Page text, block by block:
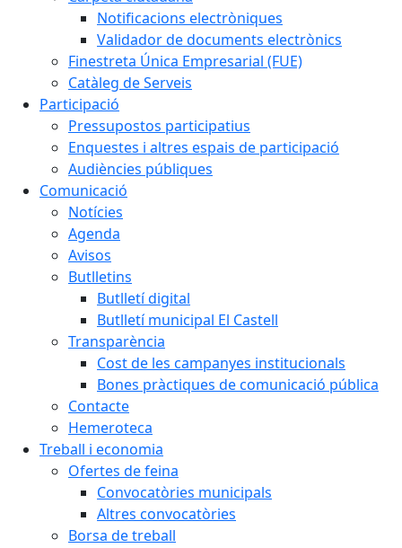
Notificacions electròniques
Validador de documents electrònics
Finestreta Única Empresarial (FUE)
Catàleg de Serveis
Participació
Pressupostos participatius
Enquestes i altres espais de participació
Audiències públiques
Comunicació
Notícies
Agenda
Avisos
Butlletins
Butlletí digital
Butlletí municipal El Castell
Transparència
Cost de les campanyes institucionals
Bones pràctiques de comunicació pública
Contacte
Hemeroteca
Treball i economia
Ofertes de feina
Convocatòries municipals
Altres convocatòries
Borsa de treball